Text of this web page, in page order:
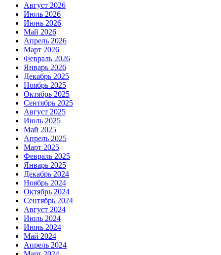
Август 2026
Июль 2026
Июнь 2026
Май 2026
Апрель 2026
Март 2026
Февраль 2026
Январь 2026
Декабрь 2025
Ноябрь 2025
Октябрь 2025
Сентябрь 2025
Август 2025
Июль 2025
Май 2025
Апрель 2025
Март 2025
Февраль 2025
Январь 2025
Декабрь 2024
Ноябрь 2024
Октябрь 2024
Сентябрь 2024
Август 2024
Июль 2024
Июнь 2024
Май 2024
Апрель 2024